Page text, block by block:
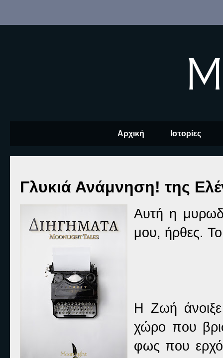
Αρχική Ιστορίες
Γλυκιά Ανάμνηση! της
Αυτή η
μου, ήρθες.
Η Ζωή άνοιξε
χώρο που
φως που